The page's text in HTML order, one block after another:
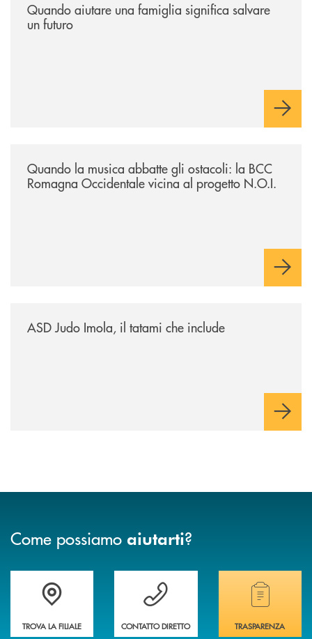
Quando aiutare una famiglia significa salvare
un futuro
Quando la musica abbatte gli ostacoli: la BCC
Romagna Occidentale vicina al progetto N.O.I.
ASD Judo Imola, il tatami che include
Come possiamo aiutarti?
Accedi all' elenco completo delle filiali della banca.
TROVA LA FILIALE
Hai bisogno di assistenza immediata?
CONTATTO DIRETTO
Hai bisogno di
TRASPARENZA